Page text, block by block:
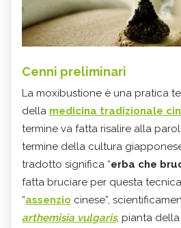
Cenni preliminari
La moxibustione è una pratica
della medicina tradizionale
termine va fatta risalire alla
termine della cultura
tradotto significa “erba che
fatta bruciare per questa
“assenzio cinese”,
arthemisia vulgaris, pianta